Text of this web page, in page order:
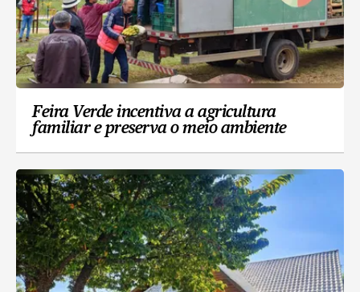
Feira Verde incentiva a agricultura
familiar e preserva o meio ambiente